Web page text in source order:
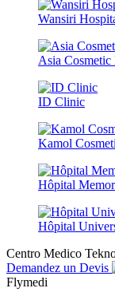
Wansiri
Asia Cosmetic
ID Clinic
Kamol
Hôpital
Hôpital
Centro Medico
Demandez un Devis
Flymedi